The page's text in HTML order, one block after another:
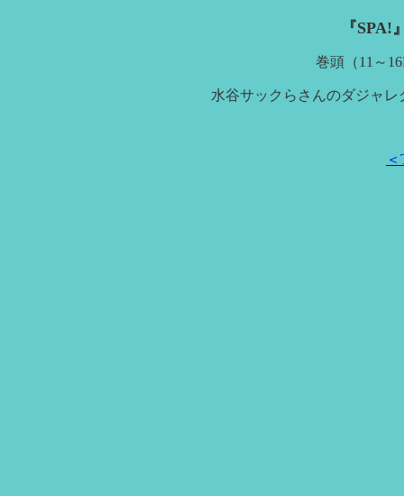
『
巻頭（11～
水谷サックらさんのダジャ